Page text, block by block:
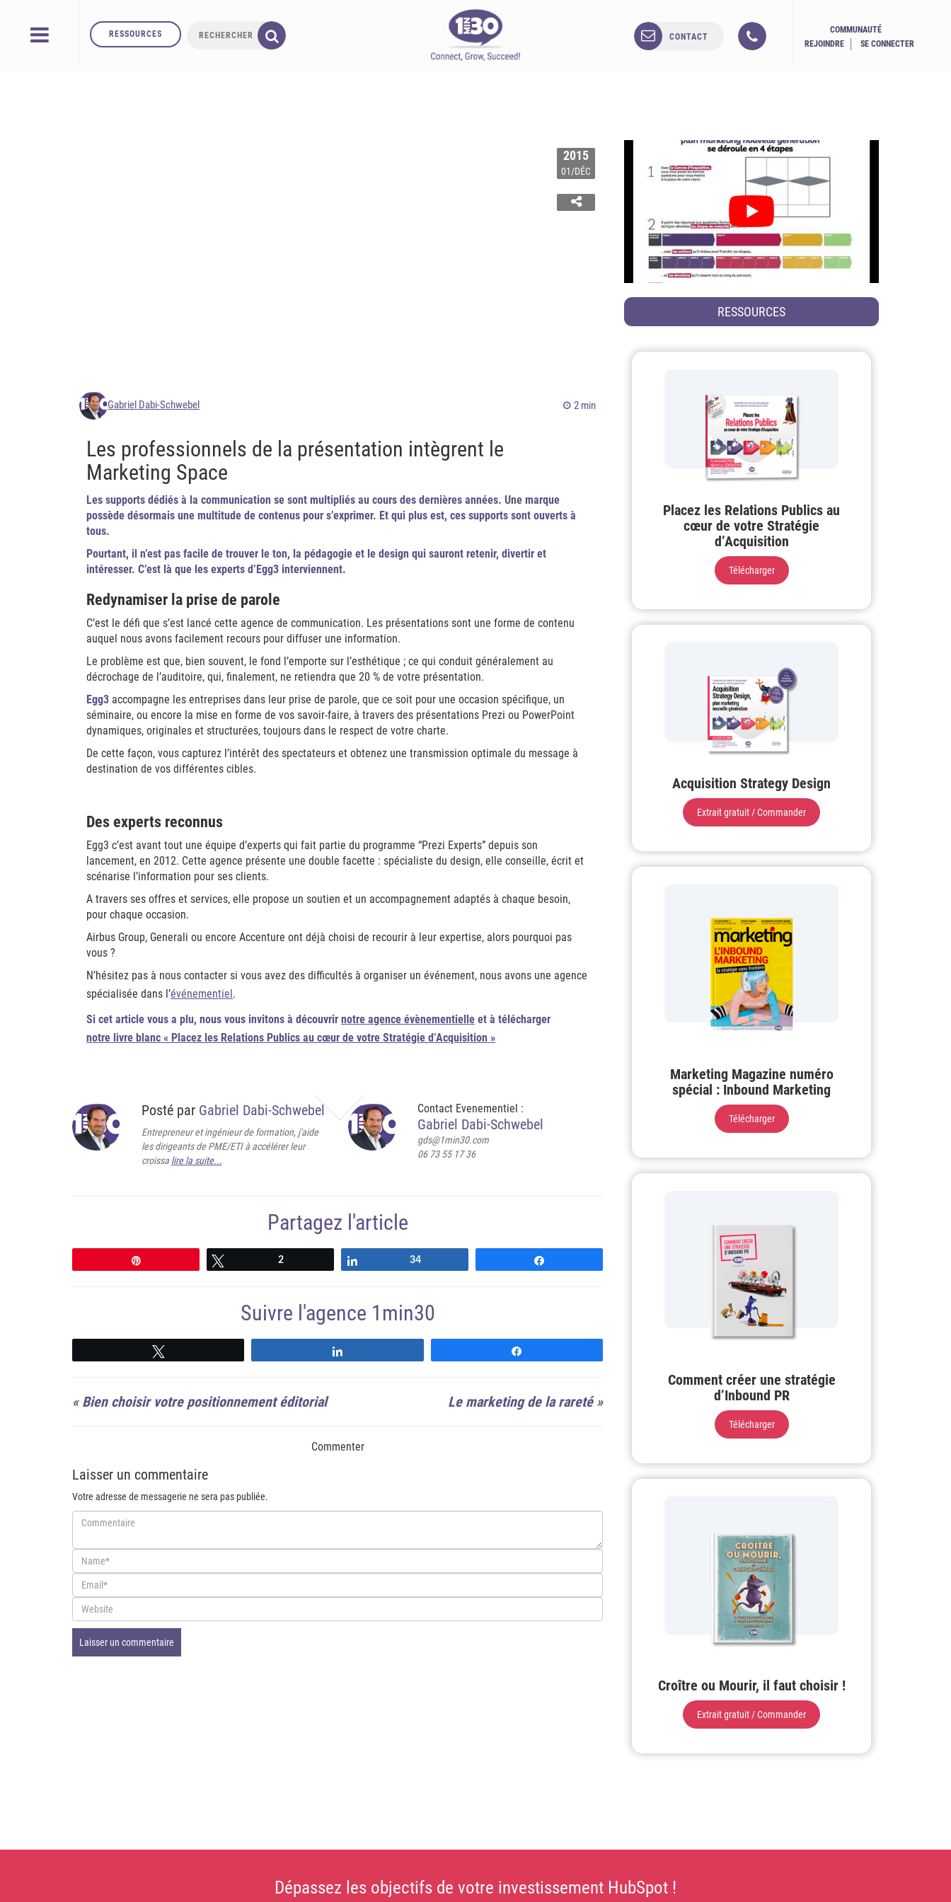
RESSOURCES CONTACT
COMMUNAUTÉ
REJOINDRE
SE CONNECTER
2015
01/DÉC
Gabriel Dabi-Schwebel 2 min
Les professionnels de la présentation intègrent le
Marketing Space
Les supports dédiés à la communication se sont multipliés au cours des dernières années. Une marque
possède désormais une multitude de contenus pour s’exprimer. Et qui plus est, ces supports sont ouverts à
tous.
Pourtant, il n’est pas facile de trouver le ton, la pédagogie et le design qui sauront retenir, divertir et
intéresser. C’est là que les experts d’Egg3 interviennent.
Redynamiser la prise de parole
C’est le défi que s’est lancé cette agence de communication. Les présentations sont une forme de contenu
auquel nous avons facilement recours pour diffuser une information.
Le problème est que, bien souvent, le fond l’emporte sur l’esthétique ; ce qui conduit généralement au
décrochage de l’auditoire, qui, finalement, ne retiendra que 20 % de votre présentation.
Egg3 accompagne les entreprises dans leur prise de parole, que ce soit pour une occasion spécifique, un
séminaire, ou encore la mise en forme de vos savoir-faire, à travers des présentations Prezi ou PowerPoint
dynamiques, originales et structurées, toujours dans le respect de votre charte.
De cette façon, vous capturez l’intérêt des spectateurs et obtenez une transmission optimale du message à
destination de vos différentes cibles.
Des experts reconnus
Egg3 c’est avant tout une équipe d’experts qui fait partie du programme “Prezi Experts” depuis son
lancement, en 2012. Cette agence présente une double facette : spécialiste du design, elle conseille, écrit et
scénarise l’information pour ses clients.
A travers ses offres et services, elle propose un soutien et un accompagnement adaptés à chaque besoin,
pour chaque occasion.
Airbus Group, Generali ou encore Accenture ont déjà choisi de recourir à leur expertise, alors pourquoi pas
vous ?
N’hésitez pas à nous contacter si vous avez des difficultés à organiser un événement, nous avons une agence
spécialisée dans l’événementiel.
Si cet article vous a plu, nous vous invitons à découvrir notre agence évènementielle et à télécharger
notre livre blanc « Placez les Relations Publics au cœur de votre Stratégie d’Acquisition »
Posté par Gabriel Dabi-Schwebel
Entrepreneur et ingénieur de formation, j'aide
les dirigeants de PME/ETI à accélérer leur
croissa lire la suite...
Contact Evenementiel :
Gabriel Dabi-Schwebel
gds@1min30.com
06 73 55 17 36
Partagez l'article
2 34
Suivre l'agence 1min30
« Bien choisir votre positionnement éditorial Le marketing de la rareté»
Commenter
Laisser un commentaire
Votre adresse de messagerie ne sera pas publiée.
RESSOURCES
Placez les Relations Publics au
cœur de votre Stratégie
d’Acquisition
Télécharger
Acquisition Strategy Design
Extrait gratuit / Commander
Marketing Magazine numéro
spécial : Inbound Marketing
Télécharger
Comment créer une stratégie
d’Inbound PR
Télécharger
Croître ou Mourir, il faut choisir !
Extrait gratuit / Commander
Dépassez les objectifs de votre investissement HubSpot !